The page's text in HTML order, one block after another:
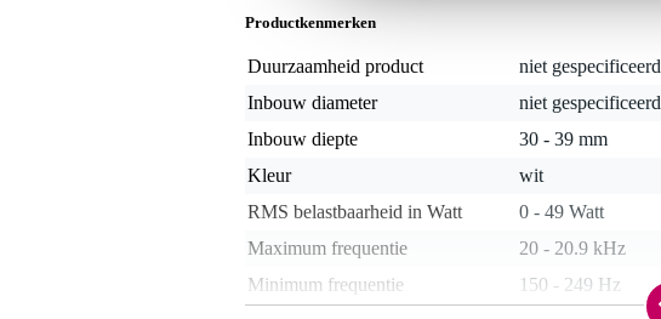
Productkenmerken
Duurzaamheid product
niet gespecificeerd
Inbouw diameter
niet gespecificeerd
Inbouw diepte
30 - 39 mm
Kleur
wit
RMS belastbaarheid in Watt
0 - 49 Watt
Maximum frequentie
20 - 20.9 kHz
Minimum frequentie
150 - 249 Hz